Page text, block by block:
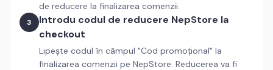
de reducere la finalizarea comenzii.
3 Introdu codul de reducere NepStore la
checkout
Lipește codul în câmpul "Cod promoțional" la
finalizarea comenzii pe NepStore. Reducerea va fi